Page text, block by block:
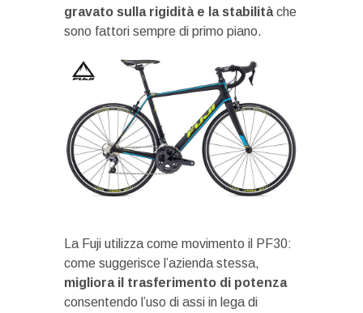
gravato sulla rigidità e la stabilitàche
sono fattori sempre di primo piano.
La Fuji utilizza come movimento il PF30:
come suggerisce l’azienda stessa,
migliora il trasferimento di potenza
consentendo l’uso di assi in lega di